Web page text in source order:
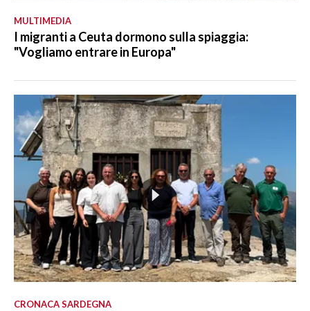
MULTIMEDIA
I migranti a Ceuta dormono sulla spiaggia:
"Vogliamo entrare in Europa"
CRONACA SARDEGNA